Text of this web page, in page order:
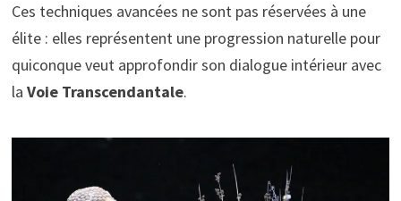
Ces techniques avancées ne sont pas réservées à une
élite : elles représentent une progression naturelle pour
quiconque veut approfondir son dialogue intérieur avec
la Voie Transcendantale.